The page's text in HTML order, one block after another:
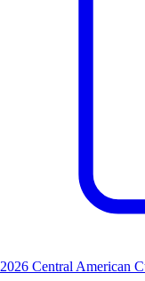
2026 Central American